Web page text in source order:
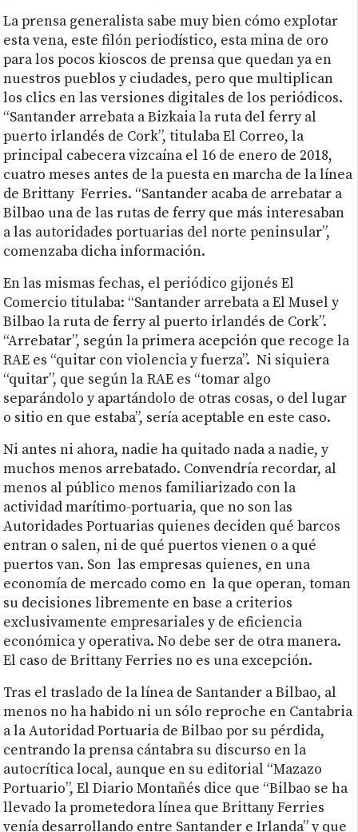
La prensa generalista sabe muy bien cómo explotar
esta vena, este filón periodístico, esta mina de oro
para los pocos kioscos de prensa que quedan ya en
nuestros pueblos y ciudades, pero que multiplican
los clics en las versiones digitales de los periódicos.
“Santander arrebata a Bizkaia la ruta del ferry al
puerto irlandés de Cork”, titulaba El Correo, la
principal cabecera vizcaína el 16 de enero de 2018,
cuatro meses antes de la puesta en marcha de la línea
de Brittany Ferries. “Santander acaba de arrebatar a
Bilbao una de las rutas de ferry que más interesaban
a las autoridades portuarias del norte peninsular”,
comenzaba dicha información.
En las mismas fechas, el periódico gijonés El
Comercio titulaba: “Santander arrebata a El Musel y
Bilbao la ruta de ferry al puerto irlandés de Cork”.
“Arrebatar”, según la primera acepción que recoge la
RAE es “quitar con violencia y fuerza”. Ni siquiera
“quitar”, que según la RAE es “tomar algo
separándolo y apartándolo de otras cosas, o del lugar
o sitio en que estaba”, sería aceptable en este caso.
Ni antes ni ahora, nadie ha quitado nada a nadie, y
muchos menos arrebatado. Convendría recordar, al
menos al público menos familiarizado con la
actividad marítimo-portuaria, que no son las
Autoridades Portuarias quienes deciden qué barcos
entran o salen, ni de qué puertos vienen o a qué
puertos van. Son las empresas quienes, en una
economía de mercado como en la que operan, toman
su decisiones libremente en base a criterios
exclusivamente empresariales y de eficiencia
económica y operativa. No debe ser de otra manera.
El caso de Brittany Ferries no es una excepción.
Tras el traslado de la línea de Santander a Bilbao, al
menos no ha habido ni un sólo reproche en Cantabria
a la Autoridad Portuaria de Bilbao por su pérdida,
centrando la prensa cántabra su discurso en la
autocrítica local, aunque en su editorial “Mazazo
Portuario”, El Diario Montañés dice que “Bilbao se ha
llevado la prometedora línea que Brittany Ferries
venía desarrollando entre Santander e Irlanda” y que